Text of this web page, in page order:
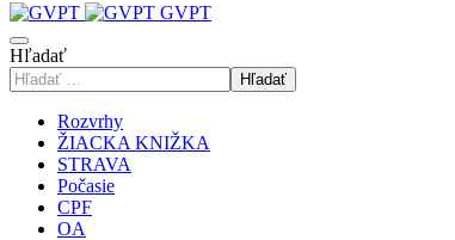
GVPT
Hľadať
Hľadať
Rozvrhy
ŽIACKA KNIŽKA
STRAVA
Počasie
CPF
OA